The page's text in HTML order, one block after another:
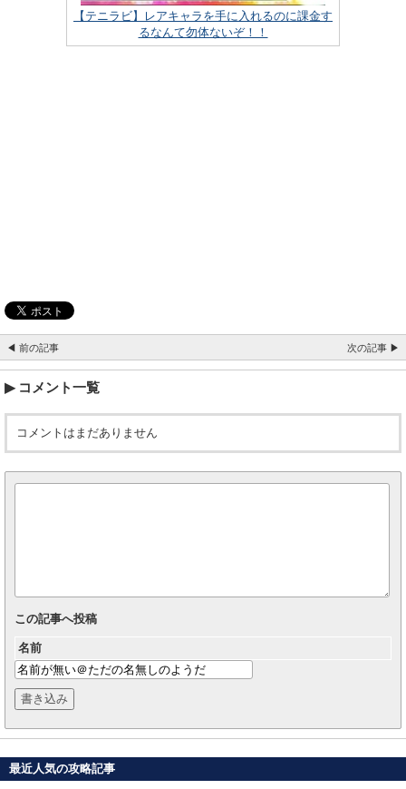
【テニラビ】レアキャラを手に入れるのに課金す
るなんて勿体ないぞ！！
◀ 前の記事 次の記事 ▶
コメント一覧
コメントはまだありません
この記事へ投稿
名前
最近人気の攻略記事